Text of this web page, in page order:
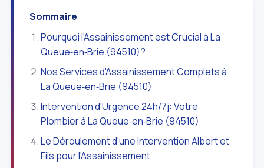
Sommaire
Pourquoi l'Assainissement est Crucial à La
Queue‑en‑Brie (94510)?
Nos Services d'Assainissement Complets à
La Queue‑en‑Brie (94510)
Intervention d'Urgence 24h/7j: Votre
Plombier à La Queue‑en‑Brie (94510)
Le Déroulement d'une Intervention Albert et
Fils pour l'Assainissement